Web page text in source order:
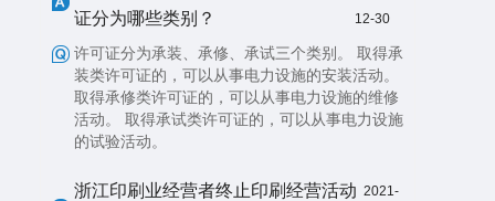
证分为哪些类别？
12-30
许可证分为承装、承修、承试三个类别。 取得承
装类许可证的，可以从事电力设施的安装活动。
取得承修类许可证的，可以从事电力设施的维修
活动。 取得承试类许可证的，可以从事电力设施
的试验活动。
浙江印刷业经营者终止印刷经营活动 2021-